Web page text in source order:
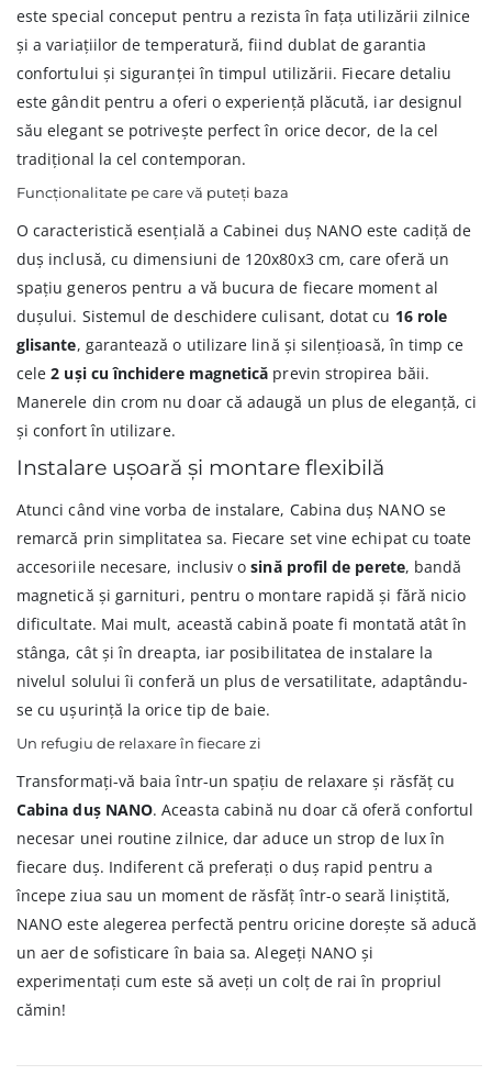
este special conceput pentru a rezista în fața utilizării zilnice
și a variațiilor de temperatură, fiind dublat de garantia
confortului și siguranței în timpul utilizării. Fiecare detaliu
este gândit pentru a oferi o experiență plăcută, iar designul
său elegant se potrivește perfect în orice decor, de la cel
tradițional la cel contemporan.
Funcționalitate pe care vă puteți baza
O caracteristică esențială a Cabinei duș NANO este cadiță de
duș inclusă, cu dimensiuni de 120x80x3 cm, care oferă un
spațiu generos pentru a vă bucura de fiecare moment al
dușului. Sistemul de deschidere culisant, dotat cu 16 role
glisante, garantează o utilizare lină și silențioasă, în timp ce
cele2 uși cu închidere magnetică previn stropirea băii.
Manerele din crom nu doar că adaugă un plus de eleganță, ci
și confort în utilizare.
Instalare ușoară și montare flexibilă
Atunci când vine vorba de instalare, Cabina duș NANO se
remarcă prin simplitatea sa. Fiecare set vine echipat cu toate
accesoriile necesare, inclusiv osină profil de perete, bandă
magnetică și garnituri, pentru o montare rapidă și fără nicio
dificultate. Mai mult, această cabină poate fi montată atât în
stânga, cât și în dreapta, iar posibilitatea de instalare la
nivelul solului îi conferă un plus de versatilitate, adaptându-
se cu ușurință la orice tip de baie.
Un refugiu de relaxare în fiecare zi
Transformați-vă baia într-un spațiu de relaxare și răsfăț cu
Cabina duș NANO. Aceasta cabină nu doar că oferă confortul
necesar unei routine zilnice, dar aduce un strop de lux în
fiecare duș. Indiferent că preferați o duș rapid pentru a
începe ziua sau un moment de răsfăț într-o seară liniștită,
NANO este alegerea perfectă pentru oricine dorește să aducă
un aer de sofisticare în baia sa. Alegeți NANO și
experimentați cum este să aveți un colț de rai în propriul
cămin!